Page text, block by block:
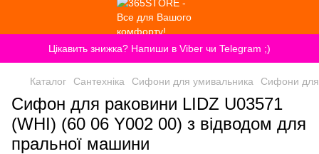
Цікавить знижка? Напиши в Viber чи Telegram ;)
Каталог Сантехніка Сифони для умивальника Сифони для
Сифон для раковини LIDZ U03571
(WHI) (60 06 Y002 00) з відводом для
пральної машини